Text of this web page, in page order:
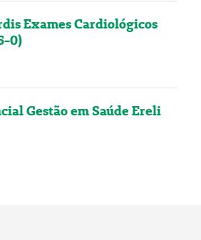
Exames Cardiológicos
0)
Gestão em Saúde Ereli